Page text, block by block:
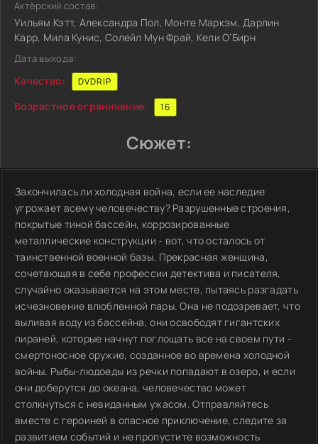
Актёрский состав:
Уильям Кэтт, Александра Пол, Монте Маркэм, Дарлин
Карр, Мила Кунис, Солейл Мун Фрай, Кели О’Бирн
Дата выхода:
Качество: DVDRIP
Возрастное ограничение: 16
Сюжет:
Закончилась ли холодная война, если ее наследие
угрожает всему человечеству? Разрушенные строения,
покрытые тиной бассейн, коррозированные
металлические конструкции - вот, что осталось от
таинственной военной базы. Прекрасная женщина,
сочетающая в себе профессии детектива и писателя,
случайно оказывается на этом месте, пытаясь разгадать
исчезновение влюбленной пары. Она не подозревает, что
выливая воду из бассейна, они освободят гигантских
пираней, которые начнут поглощать все на своем пути -
смертоносное оружие, созданное во времена холодной
войны. Рыбы-людоеды из речки попадают в озеро, и если
они доберутся до океана, человечество может
столкнуться с невиданным ужасом. Отправляйтесь
вместе с героиней в опасное приключение, следите за
развитием событий и не пропустите возможность